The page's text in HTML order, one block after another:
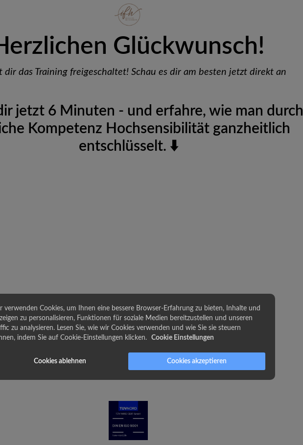
Glückwunsch!
dir das Training freigeschaltet! Schau es dir am besten jetzt direkt an
jetzt 6 Minuten - und erfahre, wie man durch
Kompetenz Hochsensibilität ganzheitlich
entschlüsselt. ⬇️
verwenden Cookies, um Ihnen eine bessere Browser-Erfahrung zu bieten, Inhalte und
zu personalisieren, Funktionen für soziale Medien bereitzustellen und unseren
zu analysieren. Lesen Sie, wie wir Cookies verwenden und wie Sie sie steuern
indem Sie auf Cookie-Einstellungen klicken.
Cookie Einstellungen
Cookies ablehnen Cookies akzeptieren